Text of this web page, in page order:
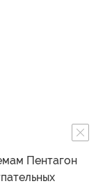
Пентагон